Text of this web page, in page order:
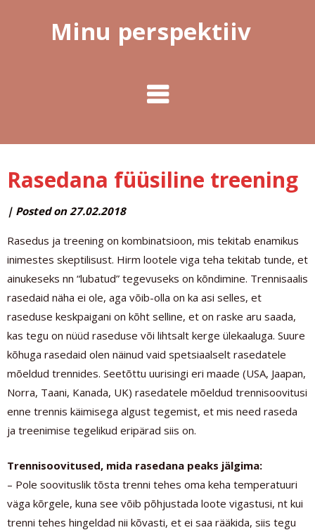
Minu perspektiiv
Rasedana füüsiline treening
by
| Posted on27.02.2018
Rasedus ja treening on kombinatsioon, mis tekitab enamikus
inimestes skeptilisust. Hirm lootele viga teha tekitab tunde, et
ainukeseks nn “lubatud” tegevuseks on kõndimine. Trennisaalis
rasedaid näha ei ole, aga võib-olla on ka asi selles, et
raseduse keskpaigani on kõht selline, et on raske aru saada,
kas tegu on nüüd raseduse või lihtsalt kerge ülekaaluga. Suure
kõhuga rasedaid olen näinud vaid spetsiaalselt rasedatele
mõeldud trennides. Seetõttu uurisingi eri maade (USA, Jaapan,
Norra, Taani, Kanada, UK) rasedatele mõeldud trennisoovitusi
enne trennis käimisega algust tegemist, et mis need raseda
ja treenimise tegelikud eripärad siis on.
Trennisoovitused, mida rasedana peaks jälgima:
– Pole soovituslik tõsta trenni tehes oma keha temperatuuri
väga kõrgele, kuna see võib põhjustada loote vigastusi, nt kui
trenni tehes hingeldad nii kõvasti, et ei saa rääkida, siis tegu